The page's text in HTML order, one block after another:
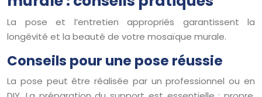
La pose et l’entretien appropriés garantissent la
longévité et la beauté de votre mosaïque murale.
Conseils pour une pose réussie
La pose peut être réalisée par un professionnel ou en